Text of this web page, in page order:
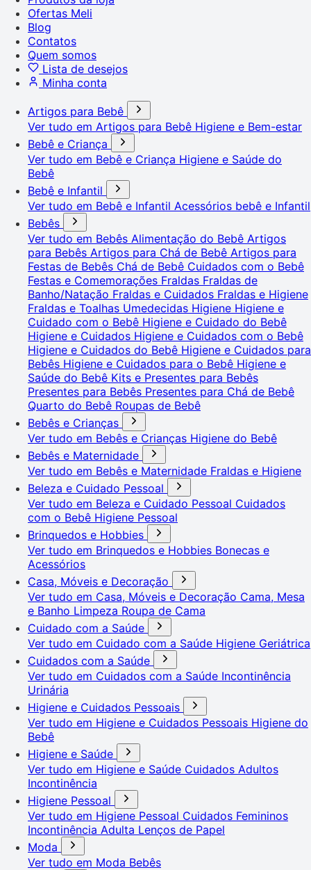
Ofertas Meli
Blog
Contatos
Quem somos
Lista de desejos
Minha conta
Artigos para Bebê
Ver tudo em Artigos para Bebê Higiene e Bem-estar
Bebê e Criança
Ver tudo em Bebê e Criança Higiene e Saúde do
Bebê
Bebê e Infantil
Ver tudo em Bebê e Infantil Acessórios bebê e Infantil
Bebês
Ver tudo em Bebês Alimentação do Bebê Artigos
para Bebês Artigos para Chá de Bebê Artigos para
Festas de Bebês Chá de Bebê Cuidados com o Bebê
Festas e Comemorações Fraldas Fraldas de
Banho/Natação Fraldas e Cuidados Fraldas e Higiene
Fraldas e Toalhas Umedecidas Higiene Higiene e
Cuidado com o Bebê Higiene e Cuidado do Bebê
Higiene e Cuidados Higiene e Cuidados com o Bebê
Higiene e Cuidados do Bebê Higiene e Cuidados para
Bebês Higiene e Cuidados para o Bebê Higiene e
Saúde do Bebê Kits e Presentes para Bebês
Presentes para Bebês Presentes para Chá de Bebê
Quarto do Bebê Roupas de Bebê
Bebês e Crianças
Ver tudo em Bebês e Crianças Higiene do Bebê
Bebês e Maternidade
Ver tudo em Bebês e Maternidade Fraldas e Higiene
Beleza e Cuidado Pessoal
Ver tudo em Beleza e Cuidado Pessoal Cuidados
com o Bebê Higiene Pessoal
Brinquedos e Hobbies
Ver tudo em Brinquedos e Hobbies Bonecas e
Acessórios
Casa, Móveis e Decoração
Ver tudo em Casa, Móveis e Decoração Cama, Mesa
e Banho Limpeza Roupa de Cama
Cuidado com a Saúde
Ver tudo em Cuidado com a Saúde Higiene Geriátrica
Cuidados com a Saúde
Ver tudo em Cuidados com a Saúde Incontinência
Urinária
Higiene e Cuidados Pessoais
Ver tudo em Higiene e Cuidados Pessoais Higiene do
Bebê
Higiene e Saúde
Ver tudo em Higiene e Saúde Cuidados Adultos
Incontinência
Higiene Pessoal
Ver tudo em Higiene Pessoal Cuidados Femininos
Incontinência Adulta Lenços de Papel
Moda
Ver tudo em Moda Bebês